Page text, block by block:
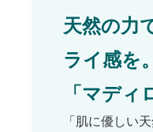
天然の力
ライ感を
「マディ
「肌に優しい